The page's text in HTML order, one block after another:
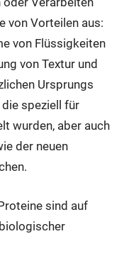
von Vorteilen aus:
von Flüssigkeiten
von Textur und
Ursprungs
speziell für
wurden, aber auch
der neuen
sind auf